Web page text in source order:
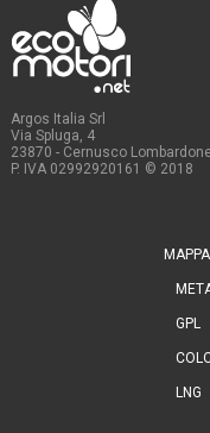
Argos Italia Srl
Via Spluga, 4
23870 - Cernusco
P. IVA 02992920161 © 2018
GPL
LNG